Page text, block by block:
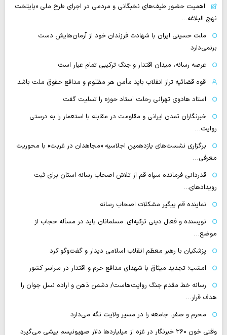
اهمیت حضور طیف‌های نخبگانی و مردمی در اجرای طرح ملی «پایتخت
نهج البلاغه…
ملت حسینی ایران با شهادت فرزندان خود از آرمان‌هایش دست
برنمی‌دارد
عرصه رسانه، میدان اقتدار و جنگ ترکیبی تمام عیار است
قوه قضائیه تراز انقلاب باید مأمن هر مظلوم و مدافع حقوق ملت باشد
استاد هادوی تهرانی رحلت استاد حوزه را تسلیت گفت
خبرنگاران تمدن ایرانی و مقاومت در مقابله با استعمار را به درستی
روایت…
برگزاری نشست‌های یازدهمین اجلاسیه «مجاهدان در غربت» با محوریت
معرفی…
قدردانی فرمانده سپاه قم از تلاش اصحاب رسانه استان برای ثبت
رویدادهای…
نماینده قم پیگیر مشکلات اصحاب رسانه
نویسنده و فعال دینی ترکیه‌ای: مسلمانان باید در مسأله حجاب از
موضع…
پزشکیان با رهبر معظم انقلاب اسلامی دیدار و گفت‌وگو کرد
امشب؛ تجدید میثاق با شهدای مدافع حرم و اقتدار در سراسر کشور
رسانه‌ خط مقدم جنگ روایت‌هاست/ دشمن ذهن و اراده نسل جوان را
هدف قرار…
محرم و صفر، جامعه را در مسیر ولایت نگه می‌دارد
وقتی خون ۲۶۰ خبرنگار در غزه از میلیاردها دلار صهیونیسم پیشی می‌گیرد